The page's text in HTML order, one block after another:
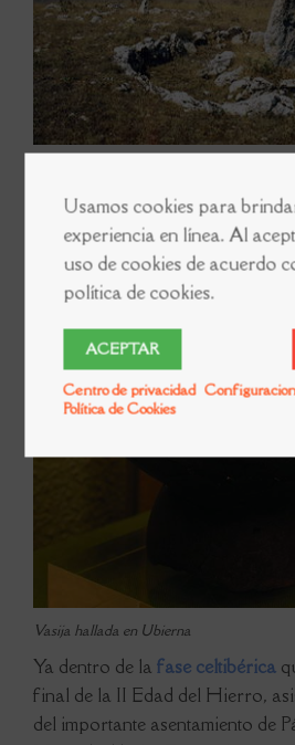
Vasija hallada en Ubierna
Ya dentro de la fase celtibérica
final de la II Edad del Hierro,
del importante asentamiento de
Usamos cookies para
experiencia en línea. Al
uso de cookies de acuerdo
política de cookies.
ACEPTAR
Centro de privacidad
Política de Cookies